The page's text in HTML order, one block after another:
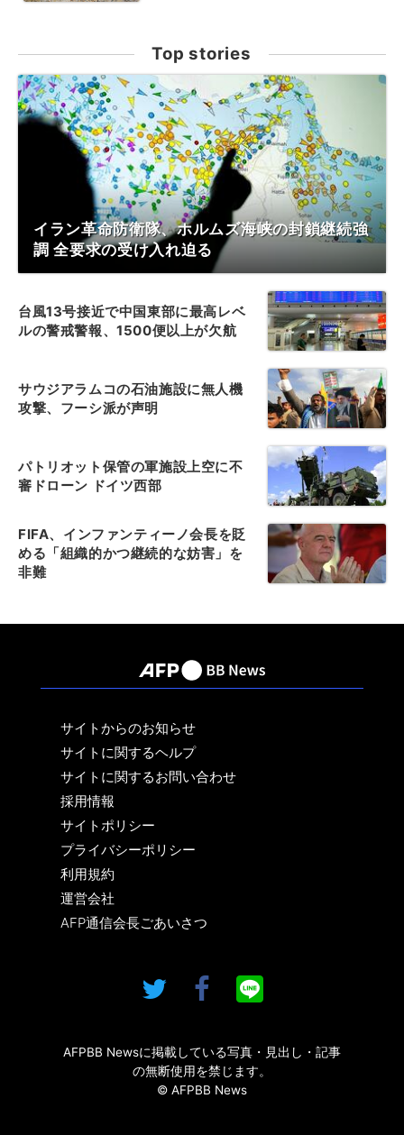
Top stories
イラン革命防衛隊、ホルムズ海峡の封鎖継続強
調 全要求の受け入れ迫る
台風13号接近で中国東部に最高レベ
ルの警戒警報、1500便以上が欠航
サウジアラムコの石油施設に無人機
攻撃、フーシ派が声明
パトリオット保管の軍施設上空に不
審ドローン ドイツ西部
FIFA、インファンティーノ会長を貶
める「組織的かつ継続的な妨害」を
非難
サイトからのお知らせ
サイトに関するヘルプ
サイトに関するお問い合わせ
採用情報
サイトポリシー
プライバシーポリシー
利用規約
運営会社
AFP通信会長ごあいさつ
AFPBB Newsに掲載している写真・見出し・記事
の無断使用を禁じます。
© AFPBB News